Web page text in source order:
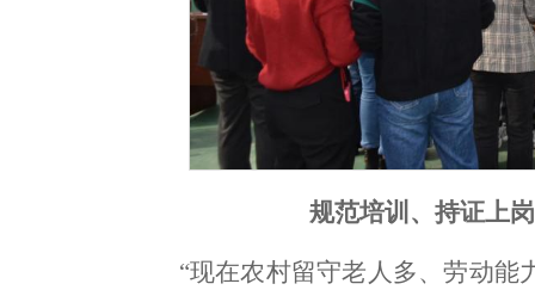
规范培训、持证上
“现在农村留守老人多、劳动